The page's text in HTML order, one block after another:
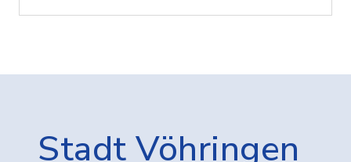
Stadt Vöhringen